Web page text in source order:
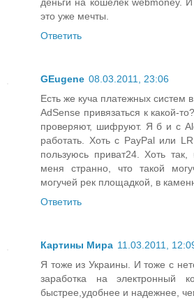
это уже мечты.
Ответить
GEugene 08.03.2011, 23:06
Есть же куча платежных систем
AdSense привязаться к какой-
проверяют, шифруют. Я б и с
работать. Хоть с PayPal или
пользуюсь приват24. Хоть
меня странно, что такой
могучей рек площадкой, в
Ответить
Картины Мира 11.03.2011,
Я тоже из Украины. И тоже с
заработка на электронный
быстрее,удобнее и надежнее,